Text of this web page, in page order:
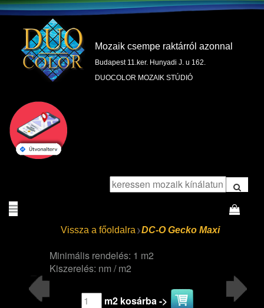
Mozaik csempe raktárról azonnal
Budapest 11.ker. Hunyadi J. u 162.
DUOCOLOR MOZAIK STÚDIÓ
Vissza a főoldalra DC-O Gecko Maxi
Minimális rendelés: 1 m2
Kiszerelés: nm / m2
m2 kosárba ->